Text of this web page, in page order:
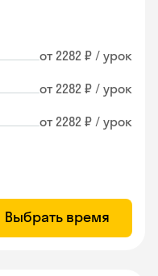
от 2282 ₽ / урок
от 2282 ₽ / урок
от 2282 ₽ / урок
Выбрать время